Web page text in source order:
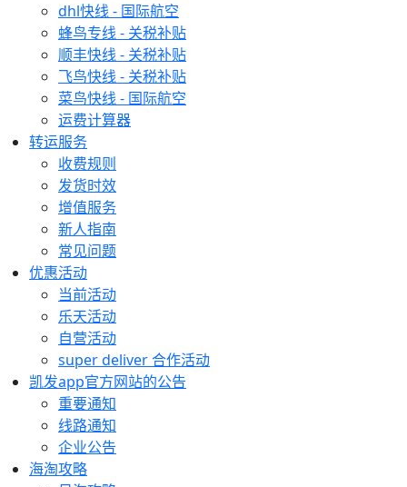
dhl快线 - 国际航空
蜂鸟专线 - 关税补贴
顺丰快线 - 关税补贴
飞鸟快线 - 关税补贴
菜鸟快线 - 国际航空
运费计算器
转运服务
收费规则
发货时效
增值服务
新人指南
常见问题
优惠活动
当前活动
乐天活动
自营活动
super deliver 合作活动
凯发app官方网站的公告
重要通知
线路通知
企业公告
海淘攻略